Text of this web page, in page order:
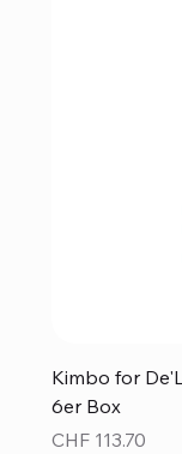
Kimbo for
6er Box
Preis
CHF 113.70